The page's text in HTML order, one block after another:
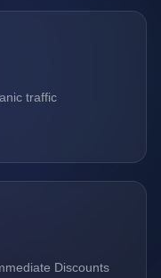
traffic
Discounts